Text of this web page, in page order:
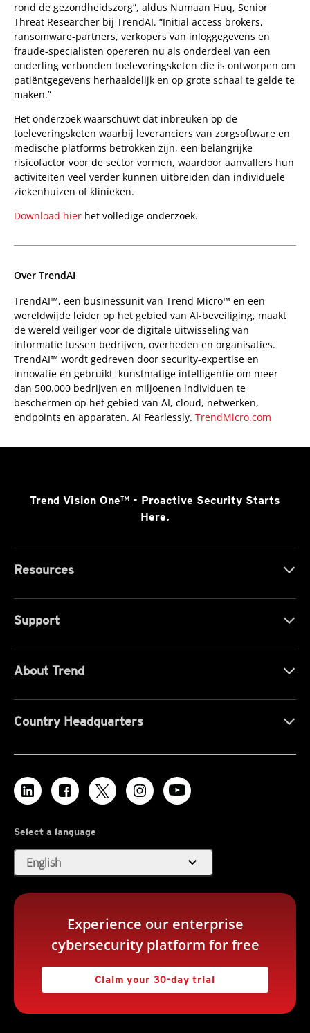
rond de gezondheidszorg”, aldus Numaan Huq, Senior
Threat Researcher bij TrendAI. “Initial access brokers,
ransomware-partners, verkopers van inloggegevens en
fraude-specialisten opereren nu als onderdeel van een
onderling verbonden toeleveringsketen die is ontworpen om
patiëntgegevens herhaaldelijk en op grote schaal te gelde te
maken.”
Het onderzoek waarschuwt dat inbreuken op de
toeleveringsketen waarbij leveranciers van zorgsoftware en
medische platforms betrokken zijn, een belangrijke
risicofactor voor de sector vormen, waardoor aanvallers hun
activiteiten veel verder kunnen uitbreiden dan individuele
ziekenhuizen of klinieken.
Download hier het volledige onderzoek.
Over TrendAI
TrendAI™, een businessunit van Trend Micro™ en een
wereldwijde leider op het gebied van AI-beveiliging, maakt
de wereld veiliger voor de digitale uitwisseling van
informatie tussen bedrijven, overheden en organisaties.
TrendAI™ wordt gedreven door security-expertise en
innovatie en gebruikt kunstmatige intelligentie om meer
dan 500.000 bedrijven en miljoenen individuen te
beschermen op het gebied van AI, cloud, netwerken,
endpoints en apparaten. AI Fearlessly. TrendMicro.com
Trend Vision One™ - Proactive Security Starts
Here.
Resources
Support
About Trend
Country Headquarters
Select a language
English expand_more
Experience our enterprise
cybersecurity platform for free
Claim your 30-day trial